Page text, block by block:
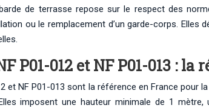
de terrasse repose sur le respect des
ou le remplacement d’un garde-corps.
P01-012 et NF P01-013 :
et NF P01-013 sont la référence en France pour
imposent une hauteur minimale de 1